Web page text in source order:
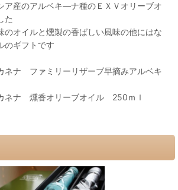
ア産のアルベキ―ナ種のＥＸＶオリーブオ
た
のオイルと燻製の香ばしい風味の他にはな
のギフトです
ネナ ファミリーリザーブ早摘みアルベキ
ネナ 燻香オリーブオイル 250ｍｌ